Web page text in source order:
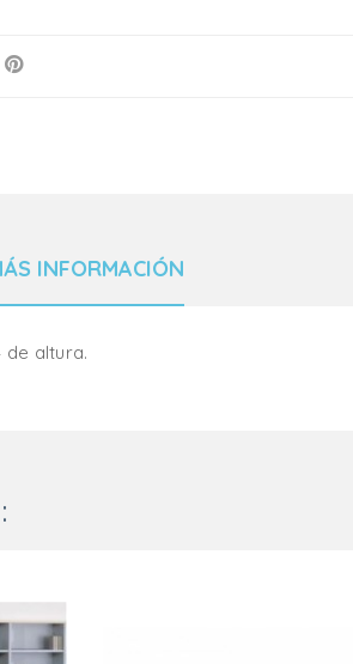
INFORMACIÓN
de altura.